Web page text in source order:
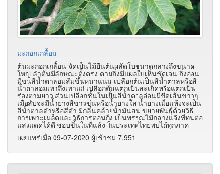
มะกอกเกลื้อน
ต้นมะกอกเกลื้อน จัดเป็นไม้ยืนต้นผลัดใบขนาดกลางถึงขนาด
ใหญ่ ลำต้นมีลักษณะตั้งตรง ตามกิ่งมีแผลใบเห็นชัดเจน กิ่งอ่อน
มีขนสีน้ำตาลอมส้มขึ้นหนาแน่น เปลือกต้นเป็นสีน้ำตาลหรือสี
น้ำตาลอมเทาถึงเทาแก่ เปลือกต้นแตกเป็นสะเก็ดหรือแตกเป็น
ร่องตามยาว ส่วนเปลือกชั้นในเป็นสีน้ำตาลอ่อนมีขีดเส้นขาวๆ
เมื่อสับจะมีน้ำยางสีขาวขุ่นหรือน้ำยางใส น้ำยางเมื่อแห้งจะเป็น
สีน้ำตาลดำหรือสีดำ มีกลิ่นคล้ายน้ำมันสน ขยายพันธุ์ด้วยวิธี
การเพาะเมล็ดและวิธีการตอนกิ่ง เป็นพรรณไม้กลางแจ้งที่ทนต่อ
แสงแดดได้ดี ชอบขึ้นในที่แล้ง ในประเทศไทยพบได้ทุกภาค
เผยแพร่เมื่อ 09-07-2020 ผู้เช้าชม 7,951